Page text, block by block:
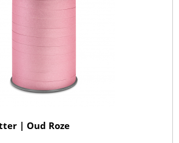
| Oud Roze